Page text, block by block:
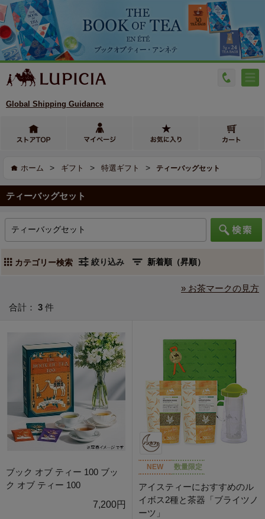
Global Shipping Guidance
ホーム > ギフト > 特選ギフト > ティーバッグセット
ティーバッグセット
カテゴリー検索 絞り込み
» お茶マークの見方
合計： 3 件
ブック オブ ティー 100 ブッ
ク オブ ティー 100
7,200円
NEW 数量限定
アイスティーにおすすめのル
イボス2種と茶器「ブライツノ
ーツ」